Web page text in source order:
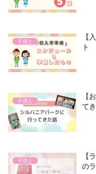
子供と
【
ト
子供と
【
て
子供と
【
の